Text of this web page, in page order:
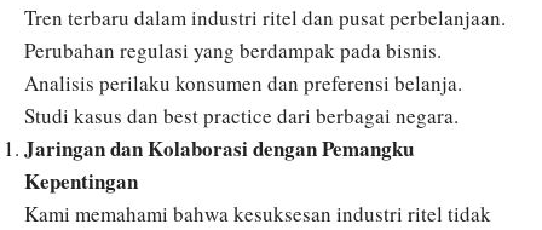
Tren terbaru dalam industri ritel dan pusat perbelanjaan.
Perubahan regulasi yang berdampak pada bisnis.
Analisis perilaku konsumen dan preferensi belanja.
Studi kasus dan best practice dari berbagai negara.
Jaringan dan Kolaborasi dengan Pemangku
Kepentingan
Kami memahami bahwa kesuksesan industri ritel tidak